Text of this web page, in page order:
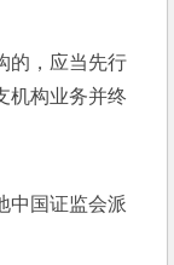
，应当先行
机构业务并终
国证监会派